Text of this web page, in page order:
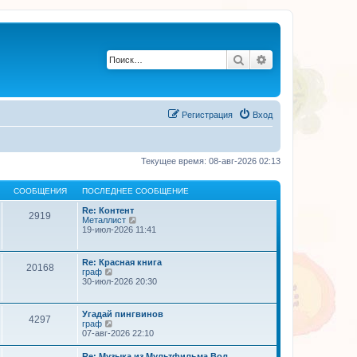
Поиск
Вход
Регистрация
Текущее время: 08-авг-2026 02:13
СООБЩЕНИЯ ПОСЛЕДНЕЕ СООБЩЕНИЕ
2919
Re: Контент
Металлист
е
т
и
к
о
с
е
д
н
19-июл-2026 11:41
20168
Re: Красная книга
граф
е
т
и
к
п
30-июл-2026 20:30
4297
Угадай пингвинов
граф
е
07-авг-2026 22:10